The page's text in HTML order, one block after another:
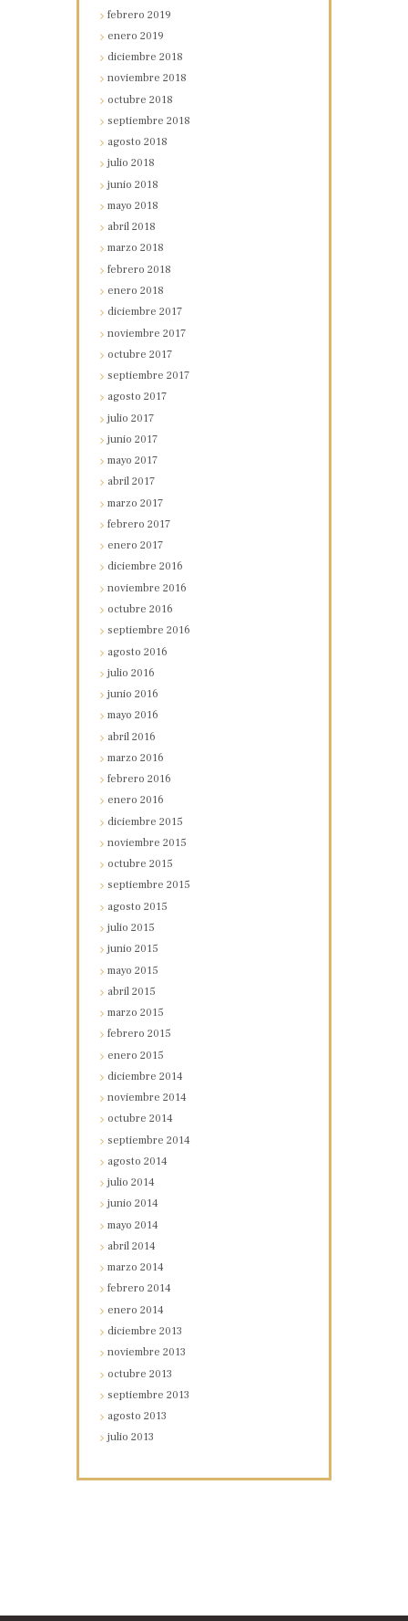
febrero2019
enero2019
diciembre2018
noviembre2018
octubre2018
septiembre2018
agosto2018
julio2018
junio2018
mayo2018
abril2018
marzo2018
febrero2018
enero2018
diciembre2017
noviembre2017
octubre2017
septiembre2017
agosto2017
julio2017
junio2017
mayo2017
abril2017
marzo2017
febrero2017
enero2017
diciembre2016
noviembre2016
octubre2016
septiembre2016
agosto2016
julio2016
junio2016
mayo2016
abril2016
marzo2016
febrero2016
enero2016
diciembre2015
noviembre2015
octubre2015
septiembre2015
agosto2015
julio2015
junio2015
mayo2015
abril2015
marzo2015
febrero2015
enero2015
diciembre2014
noviembre2014
octubre2014
septiembre2014
agosto2014
julio2014
junio2014
mayo2014
abril2014
marzo2014
febrero2014
enero2014
diciembre2013
noviembre2013
octubre2013
septiembre2013
agosto2013
julio2013